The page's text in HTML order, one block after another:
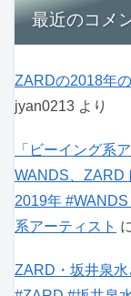
最近のコメ
ZARDの2018年
jyan0213 より
「ビーイング系
WANDS、ZARD
2019年
系アーティスト
ZARD・坂井泉